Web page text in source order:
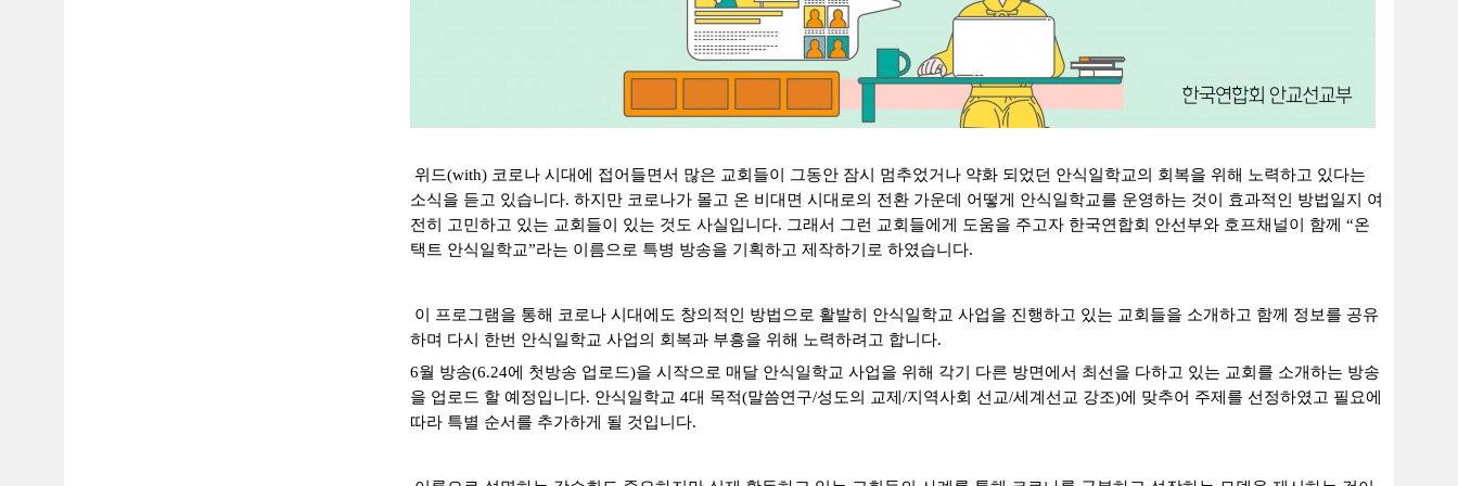
위드(with) 코로나 시대에 접어들면서 많은 교회들이 그동안 잠시 멈추었거나 약화 되었던 안식일학교의 회복을 위해 노력하고 있다는
소식을 듣고 있습니다. 하지만 코로나가 몰고 온 비대면 시대로의 전환 가운데 어떻게 안식일학교를 운영하는 것이 효과적인 방법일지 여
전히 고민하고 있는 교회들이 있는 것도 사실입니다. 그래서 그런 교회들에게 도움을 주고자 한국연합회 안선부와 호프채널이 함께 “온
택트 안식일학교”라는 이름으로 특병 방송을 기획하고 제작하기로 하였습니다.
이 프로그램을 통해 코로나 시대에도 창의적인 방법으로 활발히 안식일학교 사업을 진행하고 있는 교회들을 소개하고 함께 정보를 공유
하며 다시 한번 안식일학교 사업의 회복과 부흥을 위해 노력하려고 합니다.
6월 방송(6.24에 첫방송 업로드)을 시작으로 매달 안식일학교 사업을 위해 각기 다른 방면에서 최선을 다하고 있는 교회를 소개하는 방송
을 업로드 할 예정입니다. 안식일학교 4대 목적(말씀연구/성도의 교제 /지역사회 선교/세계선교 강조)에 맞추어 주제를 선정하였고 필요에
따라 특별 순서를 추가하게 될 것입니다.